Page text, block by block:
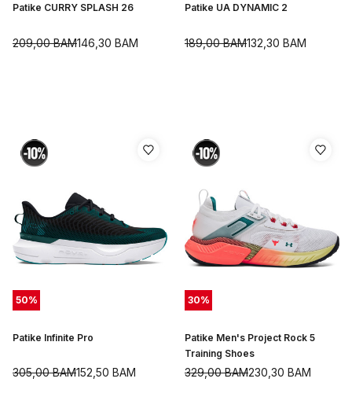
Patike CURRY SPLASH 26
146,30 BAM
209,00BAM
Patike UA DYNAMIC 2
132,30 BAM
189,00BAM
50%
Patike Infinite Pro
152,50 BAM
305,00BAM
30%
Patike Men's Project Rock 5
Training Shoes
230,30 BAM
329,00BAM